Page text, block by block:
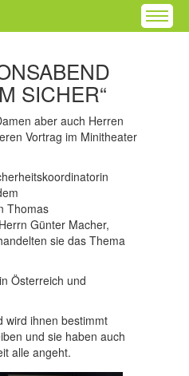
SICHER“
aber auch Herren
Vortrag im Minitheater
Thomas
Günter Macher,
sie das Thema
Österreich und
wird ihnen bestimmt
und sie haben auch
alle angeht.